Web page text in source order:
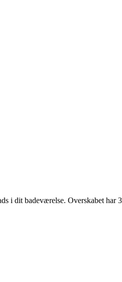
i dit badeværelse. Overskabet har